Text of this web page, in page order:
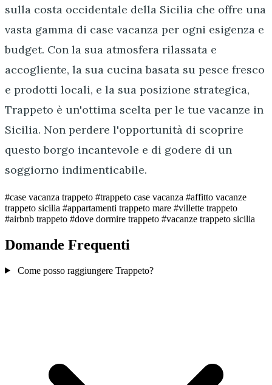
sulla costa occidentale della Sicilia che offre una
vasta gamma di case vacanza per ogni esigenza e
budget. Con la sua atmosfera rilassata e
accogliente, la sua cucina basata su pesce fresco
e prodotti locali, e la sua posizione strategica,
Trappeto è un'ottima scelta per le tue vacanze in
Sicilia. Non perdere l'opportunità di scoprire
questo borgo incantevole e di godere di un
soggiorno indimenticabile.
#case vacanza trappeto #trappeto case vacanza #affitto vacanze
trappeto sicilia #appartamenti trappeto mare #villette trappeto
#airbnb trappeto #dove dormire trappeto #vacanze trappeto sicilia
Domande Frequenti
Come posso raggiungere Trappeto?